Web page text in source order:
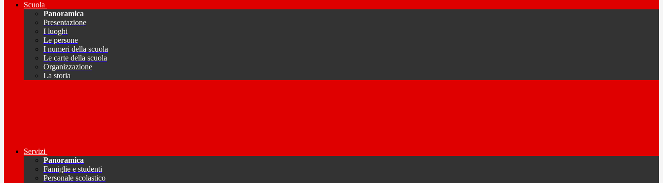
Scuola
Panoramica
Presentazione
I luoghi
Le persone
I numeri della scuola
Le carte della scuola
Organizzazione
La storia
Servizi
Panoramica
Famiglie e studenti
Personale scolastico